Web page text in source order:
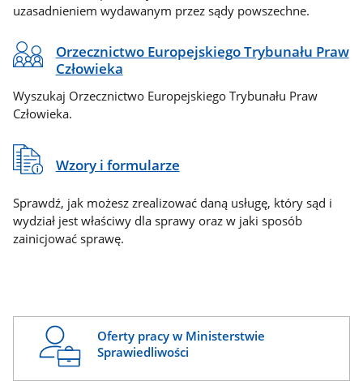
uzasadnieniem wydawanym przez sądy powszechne.
Orzecznictwo Europejskiego Trybunału Praw
Człowieka
Wyszukaj Orzecznictwo Europejskiego Trybunału Praw
Człowieka.
Wzory i formularze
Sprawdź, jak możesz zrealizować daną usługę, który sąd i
wydział jest właściwy dla sprawy oraz w jaki sposób
zainicjować sprawę.
Oferty pracy w Ministerstwie
Sprawiedliwości